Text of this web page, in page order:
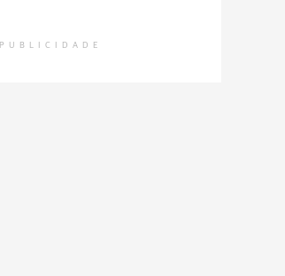
PUBLICIDADE